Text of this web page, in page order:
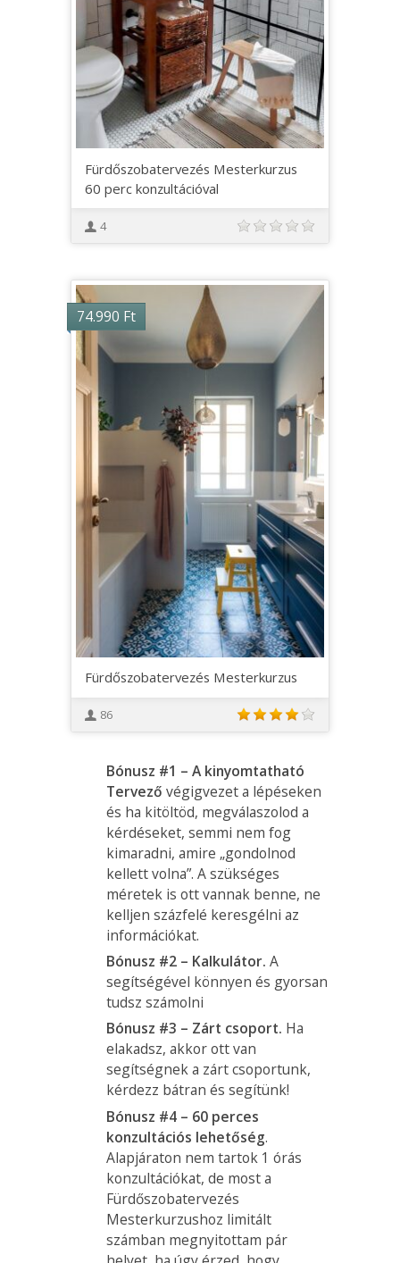
Fürdőszobatervezés Mesterkurzus
60 perc konzultációval
4
74.990 Ft
Fürdőszobatervezés Mesterkurzus
86
Bónusz #1 – A kinyomtatható
Tervező végigvezet a lépéseken
és ha kitöltöd, megválaszolod a
kérdéseket, semmi nem fog
kimaradni, amire „gondolnod
kellett volna”. A szükséges
méretek is ott vannak benne, ne
kelljen százfelé keresgélni az
információkat.
Bónusz #2 – Kalkulátor. A
segítségével könnyen és gyorsan
tudsz számolni
Bónusz #3 – Zárt csoport. Ha
elakadsz, akkor ott van
segítségnek a zárt csoportunk,
kérdezz bátran és segítünk!
Bónusz #4 – 60 perces
konzultációs lehetőség.
Alapjáraton nem tartok 1 órás
konzultációkat, de most a
Fürdőszobatervezés
Mesterkurzushoz limitált
számban megnyitottam pár